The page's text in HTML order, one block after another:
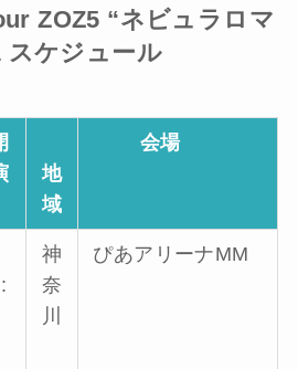
ZOZ5 “ネビュラロマ
スケジュール
地
域
会場
神
奈
川
ぴあアリーナMM